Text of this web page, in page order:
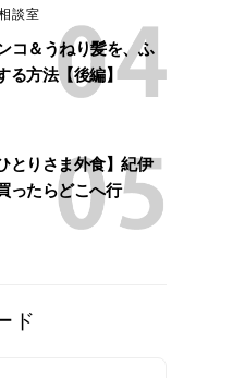
談室
コ＆うねり髪を、ふ
る方法【後編】
とりさま外食】紀伊
ったらどこへ行
ド